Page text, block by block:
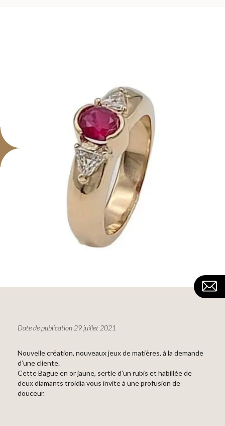
Date de publication 29 juillet 2021
Nouvelle création, nouveaux jeux de matières, à la demande
d’une cliente.
Cette Bague en or jaune, sertie d’un rubis et habillée de
deux diamants troidia vous invite à une profusion de
douceur.